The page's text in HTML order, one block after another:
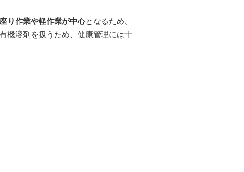
座り作業や軽作業が中心となるため、
機溶剤を扱うため、健康管理には十